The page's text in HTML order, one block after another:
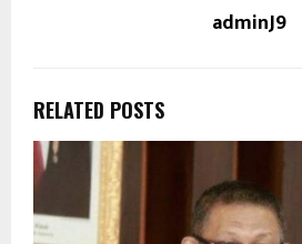
adminJ9
RELATED POSTS